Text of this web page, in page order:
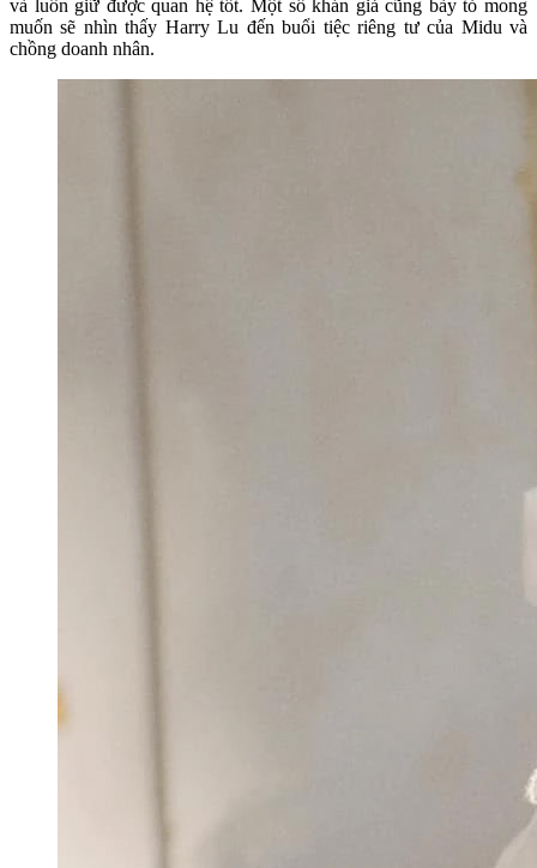
và luôn giữ được quan hệ tốt. Một số khán giả cũng bày tỏ mong
muốn sẽ nhìn thấy Harry Lu đến buổi tiệc riêng tư của Midu và
chồng doanh nhân.